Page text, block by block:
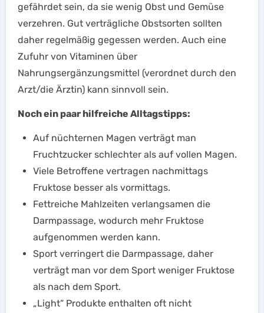
gefährdet sein, da sie wenig Obst und Gemüse
verzehren. Gut verträgliche Obstsorten sollten
daher regelmäßig gegessen werden. Auch eine
Zufuhr von Vitaminen über
Nahrungsergänzungsmittel (verordnet durch den
Arzt/die Ärztin) kann sinnvoll sein.
Noch ein paar hilfreiche Alltagstipps:
Auf nüchternen Magen verträgt man
Fruchtzucker schlechter als auf vollen Magen.
Viele Betroffene vertragen nachmittags
Fruktose besser als vormittags.
Fettreiche Mahlzeiten verlangsamen die
Darmpassage, wodurch mehr Fruktose
aufgenommen werden kann.
Sport verringert die Darmpassage, daher
verträgt man vor dem Sport weniger Fruktose
als nach dem Sport.
„Light“ Produkte enthalten oft nicht